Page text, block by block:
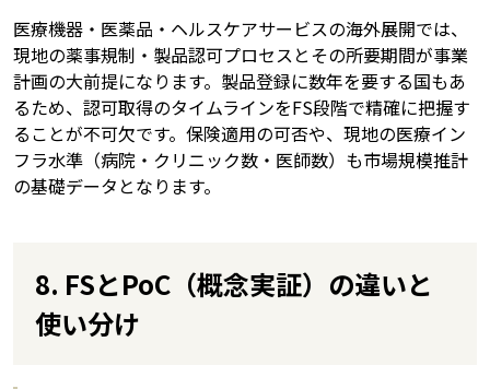
医療機器・医薬品・ヘルスケアサービスの海外展開では、
現地の薬事規制・製品認可プロセスとその所要期間が事業
計画の大前提になります。製品登録に数年を要する国もあ
るため、認可取得のタイムラインをFS段階で精確に把握す
ることが不可欠です。保険適用の可否や、現地の医療イン
フラ水準（病院・クリニック数・医師数）も市場規模推計
の基礎データとなります。
8. FSとPoC（概念実証）の違いと
使い分け